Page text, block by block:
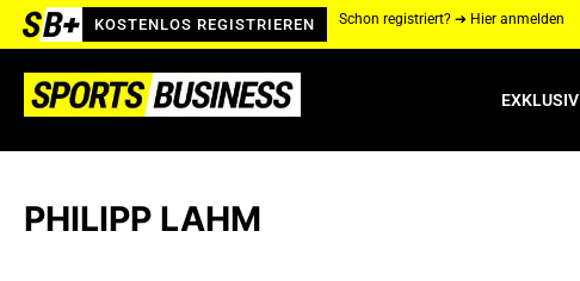
KOSTENLOS REGISTRIEREN Schon registriert? ➔ Hier anmelden
EXKLUSIV
PHILIPP LAHM